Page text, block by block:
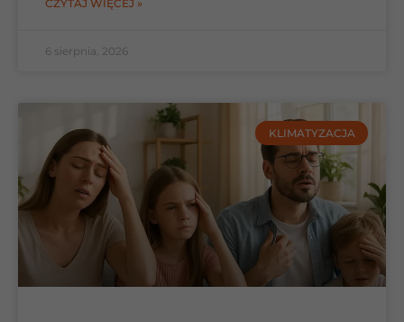
CZYTAJ WIĘCEJ »
6 sierpnia, 2026
KLIMATYZACJA